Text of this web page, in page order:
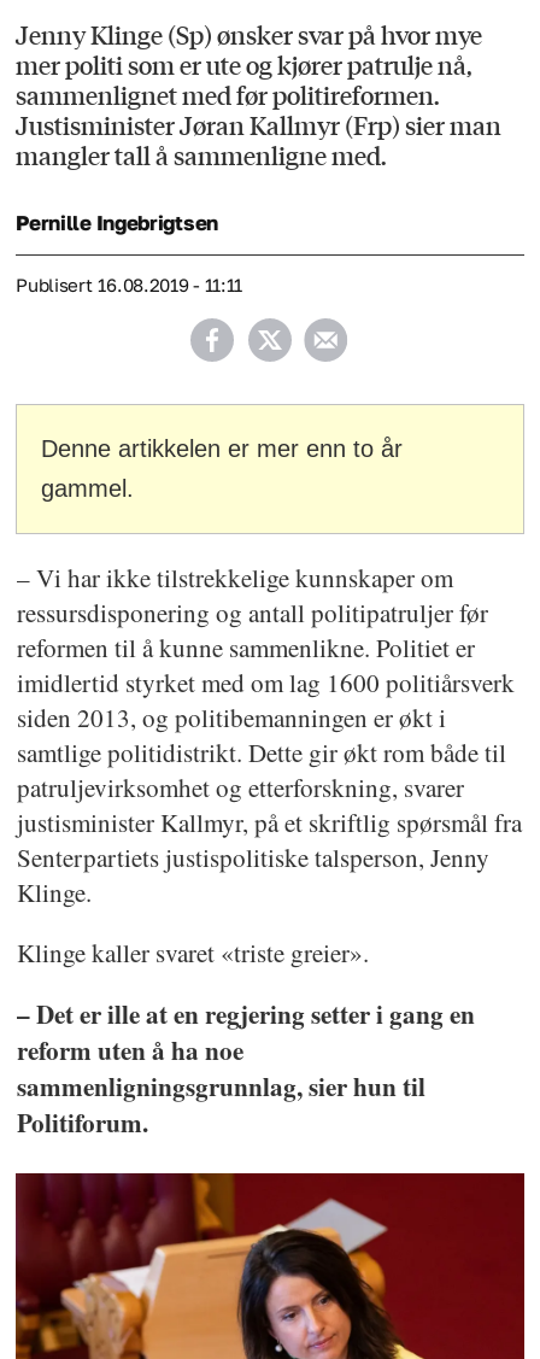
Jenny Klinge (Sp) ønsker svar på hvor mye
mer politi som er ute og kjører patrulje nå,
sammenlignet med før politireformen.
Justisminister Jøran Kallmyr (Frp) sier man
mangler tall å sammenligne med.
Pernille Ingebrigtsen
Publisert 16.08.2019 - 11:11
Denne artikkelen er mer enn to år
gammel.
– Vi har ikke tilstrekkelige kunnskaper om
ressursdisponering og antall politipatruljer før
reformen til å kunne sammenlikne. Politiet er
imidlertid styrket med om lag 1600 politiårsverk
siden 2013, og politibemanningen er økt i
samtlige politidistrikt. Dette gir økt rom både til
patruljevirksomhet og etterforskning, svarer
justisminister Kallmyr, på et skriftlig spørsmål fra
Senterpartiets justispolitiske talsperson, Jenny
Klinge.
Klinge kaller svaret «triste greier».
– Det er ille at en regjering setter i gang en
reform uten å ha noe
sammenligningsgrunnlag, sier hun til
Politiforum.